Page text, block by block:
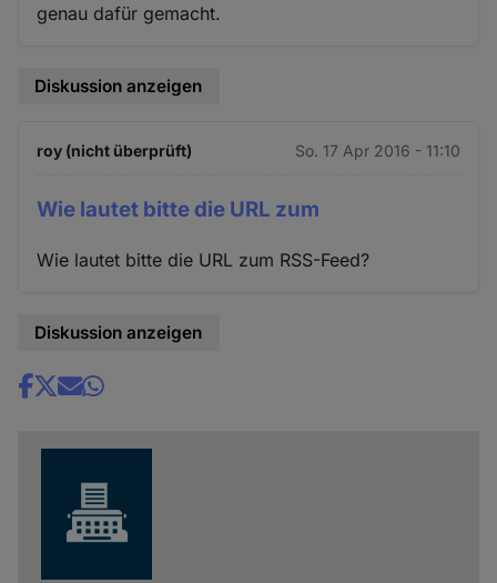
genau dafür gemacht.
Diskussion anzeigen
roy (nicht überprüft) So. 17 Apr 2016 - 11:10
Wie lautet bitte die URL zum
Wie lautet bitte die URL zum RSS-Feed?
Diskussion anzeigen
Share